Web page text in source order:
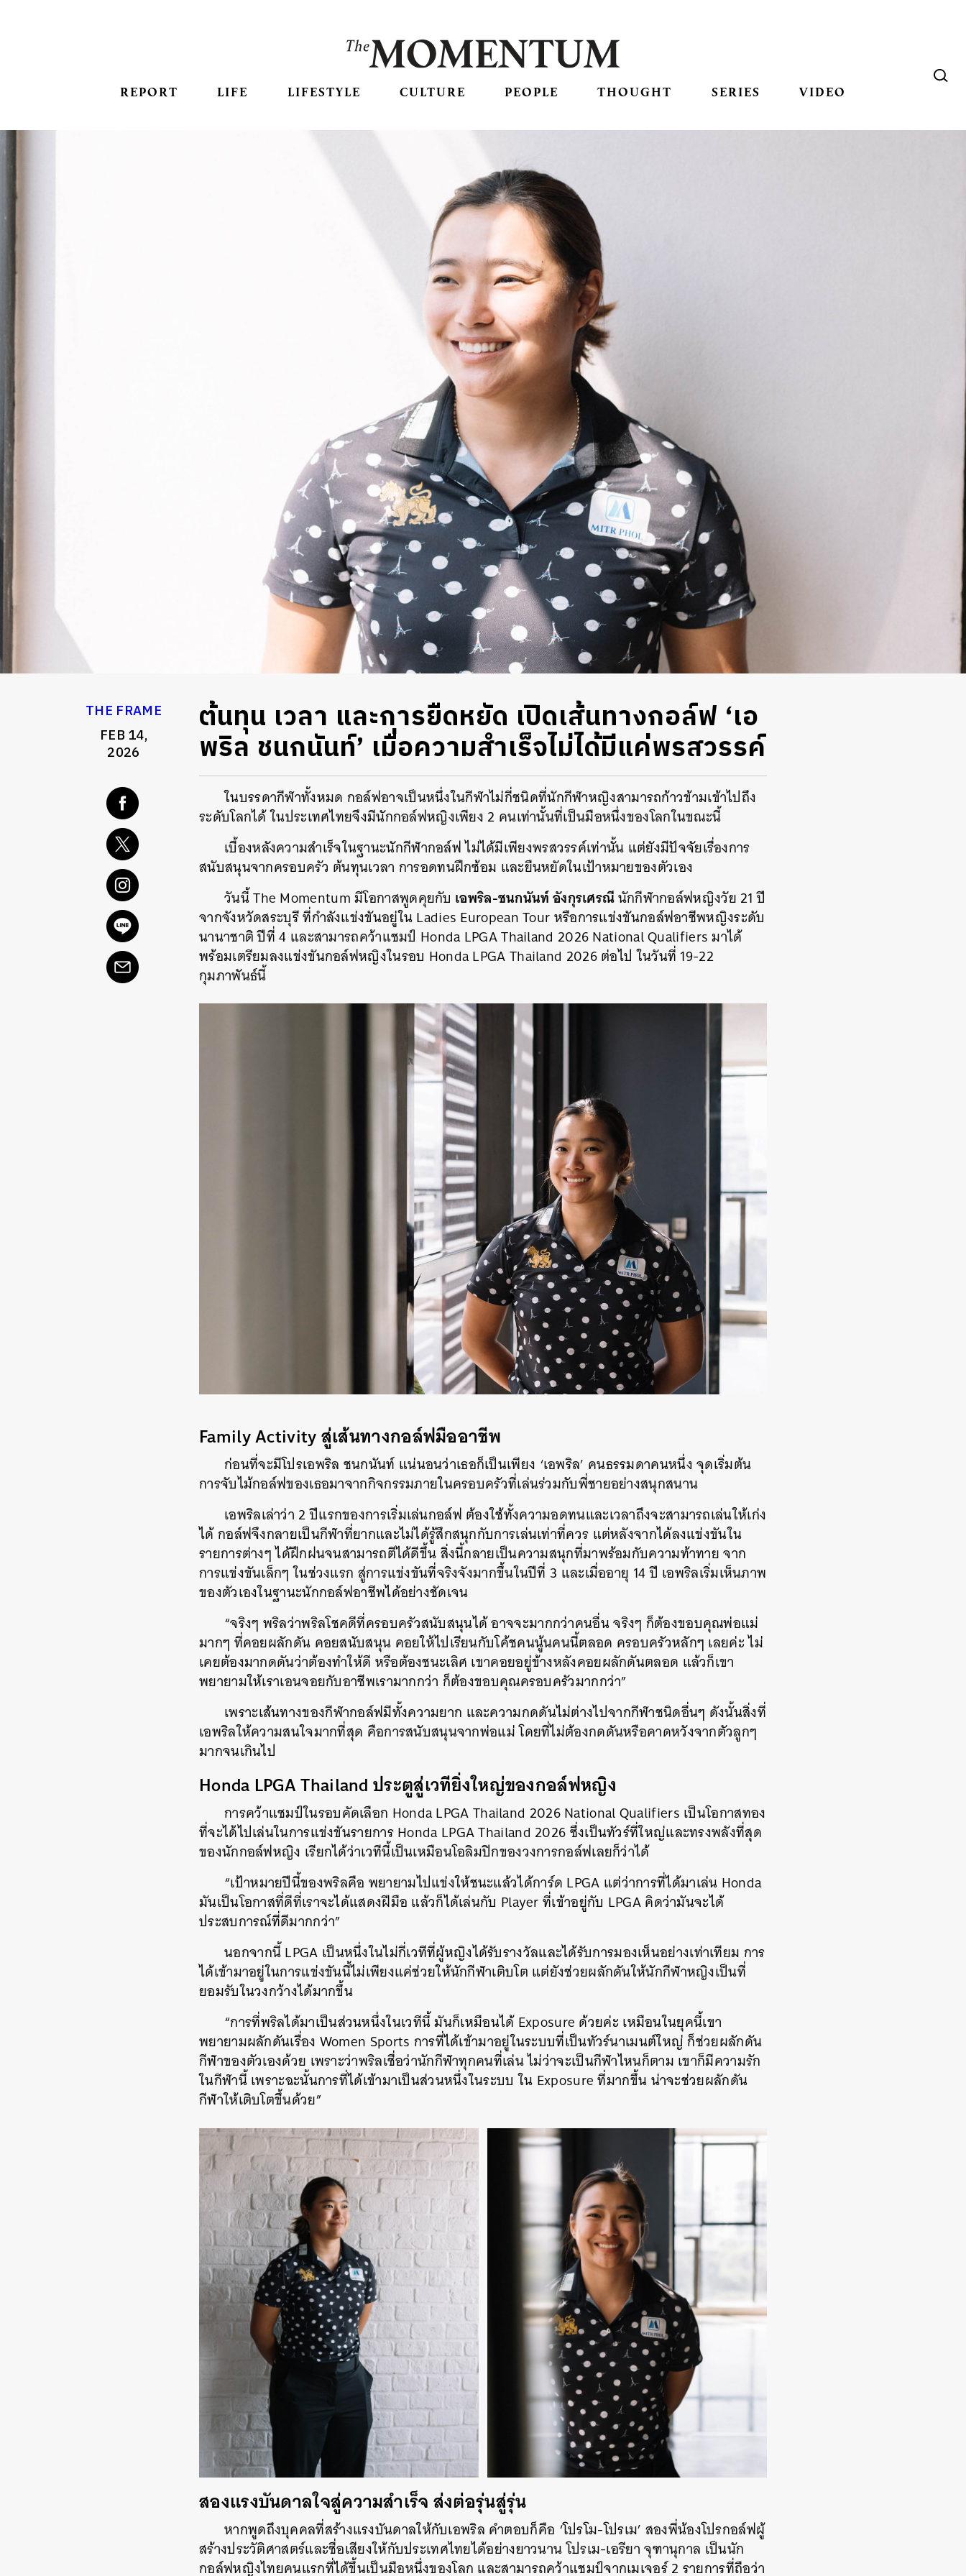
REPORT LIFE LIFESTYLE CULTURE PEOPLE THOUGHT SERIES VIDEO
THE FRAME
FEB 14,
2026
ต้นทุน เวลา และการยืดหยัด เปิดเส้นทางกอล์ฟ ‘เอ
พริล ชนกนันท์’ เมื่อความสำเร็จไม่ได้มีแค่พรสวรรค์
ในบรรดากีฬาทั้งหมด กอล์ฟอาจเป็นหนึ่งในกีฬาไม่กี่ชนิดที่นักกีฬาหญิงสามารถก้าวข้ามเข้าไปถึง
ระดับโลกได้ ในประเทศไทยจึงมีนักกอล์ฟหญิงเพียง 2 คนเท่านั้นที่เป็นมือหนึ่งของโลกในขณะนี้
เบื้องหลังความสำเร็จในฐานะนักกีฬากอล์ฟ ไม่ได้มีเพียงพรสวรรค์เท่านั้น แต่ยังมีปัจจัยเรื่องการ
สนับสนุนจากครอบครัว ต้นทุนเวลา การอดทนฝึกซ้อม และยืนหยัดในเป้าหมายของตัวเอง
วันนี้ The Momentum มีโอกาสพูดคุยกับ เอพริล-ชนกนันท์อังกุรเศรณีนักกีฬากอล์ฟหญิงวัย 21 ปี
จากจังหวัดสระบุรี ที่กำลังแข่งขันอยู่ใน Ladies European Tour หรือการแข่งขันกอล์ฟอาชีพหญิงระดับ
นานาชาติ ปีที่ 4 และสามารถคว้าแชมป์ Honda LPGA Thailand 2026 National Qualifiers มาได้
พร้อมเตรียมลงแข่งขันกอล์ฟหญิงในรอบ Honda LPGA Thailand 2026 ต่อไป ในวันที่ 19-22
กุมภาพันธ์นี้
Family Activity สู่เส้นทางกอล์ฟมืออาชีพ
ก่อนที่จะมีโปรเอพริล ชนกนันท์ แน่นอนว่าเธอก็เป็นเพียง ‘เอพริล’ คนธรรมดาคนหนึ่ง จุดเริ่มต้น
การจับไม้กอล์ฟของเธอมาจากกิจกรรมภายในครอบครัวที่เล่นร่วมกับพี่ชายอย่างสนุกสนาน
เอพริลเล่าว่า 2 ปีแรกของการเริ่มเล่นกอล์ฟ ต้องใช้ทั้งความอดทนและเวลาถึงจะสามารถเล่นให้เก่ง
ได้ กอล์ฟจึงกลายเป็นกีฬาที่ยากและไม่ได้รู้สึกสนุกกับการเล่นเท่าที่ควร แต่หลังจากได้ลงแข่งขันใน
รายการต่างๆ ได้ฝึกฝนจนสามารถตีได้ดีขึ้น สิ่งนี้กลายเป็นความสนุกที่มาพร้อมกับความท้าทาย จาก
การแข่งขันเล็กๆ ในช่วงแรก สู่การแข่งขันที่จริงจังมากขึ้นในปีที่ 3 และเมื่ออายุ 14 ปี เอพริลเริ่มเห็นภาพ
ของตัวเองในฐานะนักกอล์ฟอาชีพได้อย่างชัดเจน
“จริงๆ พริลว่าพริลโชคดีที่ครอบครัวสนับสนุนได้ อาจจะมากกว่าคนอื่น จริงๆ ก็ต้องขอบคุณพ่อแม่
มากๆ ที่คอยผลักดัน คอยสนับสนุน คอยให้ไปเรียนกับโค้ชคนนู้นคนนี้ตลอด ครอบครัวหลักๆ เลยค่ะ ไม่
เคยต้องมากดดันว่าต้องทำให้ดี หรือต้องชนะเลิศ เขาคอยอยู่ข้างหลังคอยผลักดันตลอด แล้วก็เขา
พยายามให้เราเอนจอยกับอาชีพเรามากกว่า ก็ต้องขอบคุณครอบครัวมากกว่า”
เพราะเส้นทางของกีฬากอล์ฟมีทั้งความยาก และความกดดันไม่ต่างไปจากกีฬาชนิดอื่นๆ ดังนั้นสิ่งที่
เอพริลให้ความสนใจมากที่สุด คือการสนับสนุนจากพ่อแม่ โดยที่ไม่ต้องกดดันหรือคาดหวังจากตัวลูกๆ
มากจนเกินไป
Honda LPGA Thailand ประตูสู่เวทียิ่งใหญ่ของกอล์ฟหญิง
การคว้าแชมป์ในรอบคัดเลือก HondaLPGA Thailand 2026 National Qualifiers เป็นโอกาสทอง
ที่จะได้ไปเล่นในการแข่งขันรายการHonda LPGA Thailand 2026 ซึ่งเป็นทัวร์ที่ใหญ่และทรงพลังที่สุด
ของนักกอล์ฟหญิง เรียกได้ว่าเวทีนี้เป็นเหมือนโอลิมปิกของวงการกอล์ฟเลยก็ว่าได้
“เป้าหมายปีนี้ของพริลคือ พยายามไปแข่งให้ชนะแล้วได้การ์ด LPGA แต่ว่าการที่ได้มาเล่น Honda
มันเป็นโอกาสที่ดีที่เราจะได้แสดงฝีมือ แล้วก็ได้เล่นกับ Player ที่เข้าอยู่กับ LPGA คิดว่ามันจะได้
ประสบการณ์ที่ดีมากกว่า”
นอกจากนี้ LPGA เป็นหนึ่งในไม่กี่เวทีที่ผู้หญิงได้รับรางวัลและได้รับการมองเห็นอย่างเท่าเทียม การ
ได้เข้ามาอยู่ในการแข่งขันนี้ไม่เพียงแค่ช่วยให้นักกีฬาเติบโต แต่ยังช่วยผลักดันให้นักกีฬาหญิงเป็นที่
ยอมรับในวงกว้างได้มากขึ้น
“การที่พริลได้มาเป็นส่วนหนึ่งในเวทีนี้ มันก็เหมือนได้ Exposure ด้วยค่ะ เหมือนในยุคนี้เขา
พยายามผลักดันเรื่อง Women Sports การที่ได้เข้ามาอยู่ในระบบที่เป็นทัวร์นาเมนต์ใหญ่ ก็ช่วยผลักดัน
กีฬาของตัวเองด้วย เพราะว่าพริลเชื่อว่านักกีฬาทุกคนที่เล่น ไม่ว่าจะเป็นกีฬาไหนก็ตาม เขาก็มีความรัก
ในกีฬานี้ เพราะฉะนั้นการที่ได้เข้ามาเป็นส่วนหนึ่งในระบบ ใน Exposure ที่มากขึ้น น่าจะช่วยผลักดัน
กีฬาให้เติบโตขึ้นด้วย”
สองแรงบันดาลใจสู่ความสำเร็จ ส่งต่อรุ่นสู่รุ่น
หากพูดถึงบุคคลที่สร้างแรงบันดาลให้กับเอพริล คำตอบก็คือ ‘โปรโม-โปรเม’ สองพี่น้องโปรกอล์ฟผู้
สร้างประวัติศาสตร์และชื่อเสียงให้กับประเทศไทยได้อย่างยาวนาน โปรเม-เอรียา จุฑานุกาล เป็นนัก
กอล์ฟหญิงไทยคนแรกที่ได้ขึ้นเป็นมือหนึ่งของโลก และสามารถคว้าแชมป์จากเมเจอร์ 2 รายการที่ถือว่า
SHARE TWEET LINE EMAIL